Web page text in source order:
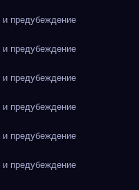
предубеждение
предубеждение
предубеждение
предубеждение
предубеждение
предубеждение